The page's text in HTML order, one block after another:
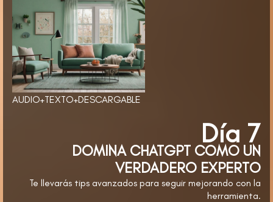
AUDIO+TEXTO+DESCARGABLE
Día 7
DOMINA CHATGPT COMO UN
VERDADERO EXPERTO
Te llevarás tips avanzados para seguir mejorando con la
herramienta.